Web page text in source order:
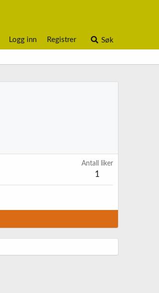
Logg inn Registrer Søk
Antall liker
1